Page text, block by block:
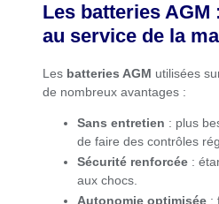
Les batteries
au service de la
Les batteries AGM utilisées
de nombreux avantages :
Sans entretien : plus
de faire des contrôles
Sécurité renforcée :
aux chocs.
Autonomie optimisée :